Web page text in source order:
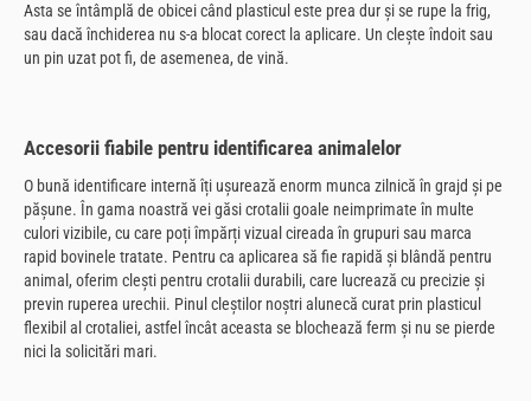
Asta se întâmplă de obicei când plasticul este prea dur și se rupe la frig,
sau dacă închiderea nu s-a blocat corect la aplicare. Un clește îndoit sau
un pin uzat pot fi, de asemenea, de vină.
Accesorii fiabile pentru identificarea animalelor
O bună identificare internă îți ușurează enorm munca zilnică în grajd și pe
pășune. În gama noastră vei găsi crotalii goale neimprimate în multe
culori vizibile, cu care poți împărți vizual cireada în grupuri sau marca
rapid bovinele tratate. Pentru ca aplicarea să fie rapidă și blândă pentru
animal, oferim clești pentru crotalii durabili, care lucrează cu precizie și
previn ruperea urechii. Pinul cleștilor noștri alunecă curat prin plasticul
flexibil al crotaliei, astfel încât aceasta se blochează ferm și nu se pierde
nici la solicitări mari.